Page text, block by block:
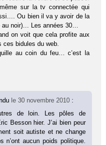
sur la tv connectée qui
Ou bien il va y avoir de la
noir)… Les années 30…
on voit que cela profite aux
bidules du web.
au coin du feu… c’est la
le 30 novembre 2010 :
de loin. Les pôles de
Besson hier. J’ai bien peur
soit autiste et ne change
n’ont aucun poids politique.